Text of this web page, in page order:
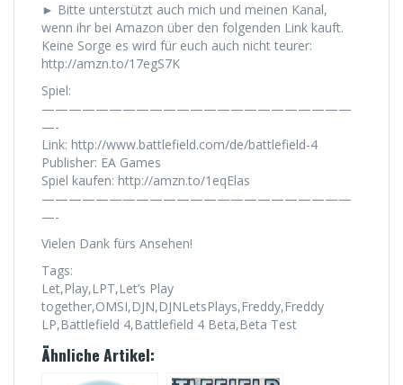
► Bitte unterstützt auch mich und meinen Kanal,
wenn ihr bei Amazon über den folgenden Link kauft.
Keine Sorge es wird für euch auch nicht teurer:
http://amzn.to/17egS7K
Spiel:
———————————————————————
—-
Link: http://www.battlefield.com/de/battlefield-4
Publisher: EA Games
Spiel kaufen: http://amzn.to/1eqElas
———————————————————————
—-
Vielen Dank fürs Ansehen!
Tags:
Let,Play,LPT,Let’s Play
together,OMSI,DJN,DJNLetsPlays,Freddy,Freddy
LP,Battlefield 4,Battlefield 4 Beta,Beta Test
Ähnliche Artikel: